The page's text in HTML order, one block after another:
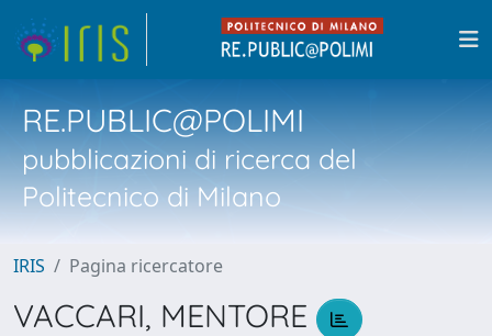
RE.PUBLIC@POLIMI
pubblicazioni di ricerca del
Politecnico di Milano
IRIS Pagina ricercatore
VACCARI, MENTORE